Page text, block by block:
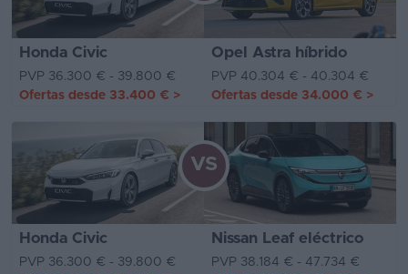
Honda Civic Opel Astra híbrido
PVP 36.300 € - 39.800 €
PVP 40.304 € - 40.304 €
Ofertas desde 33.400 € > Ofertas desde 34.000 € >
Honda Civic Nissan Leaf eléctrico
VS
PVP 36.300 € - 39.800 €
PVP 38.184 € - 47.734 €